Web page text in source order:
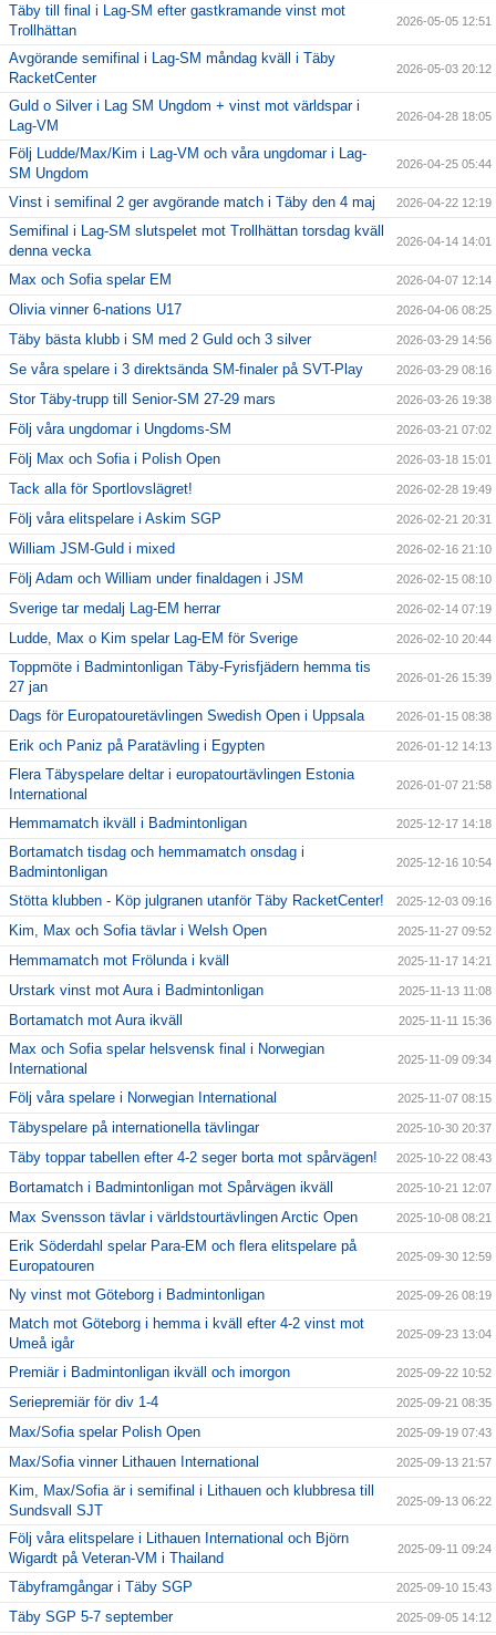
Täby till final i Lag-SM efter gastkramande vinst mot
Trollhättan
2026-05-05 12:51
Avgörande semifinal i Lag-SM måndag kväll i Täby
RacketCenter
2026-05-03 20:12
Guld o Silver i Lag SM Ungdom + vinst mot världspar i
Lag-VM
2026-04-28 18:05
Följ Ludde/Max/Kim i Lag-VM och våra ungdomar i Lag-
SM Ungdom
2026-04-25 05:44
Vinst i semifinal 2 ger avgörande match i Täby den 4 maj 2026-04-22 12:19
Semifinal i Lag-SM slutspelet mot Trollhättan torsdag kväll
denna vecka
2026-04-14 14:01
Max och Sofia spelar EM 2026-04-07 12:14
Olivia vinner 6-nations U17 2026-04-06 08:25
Täby bästa klubb i SM med 2 Guld och 3 silver 2026-03-29 14:56
Se våra spelare i 3 direktsända SM-finaler på SVT-Play 2026-03-29 08:16
Stor Täby-trupp till Senior-SM 27-29 mars 2026-03-26 19:38
Följ våra ungdomar i Ungdoms-SM 2026-03-21 07:02
Följ Max och Sofia i Polish Open 2026-03-18 15:01
Tack alla för Sportlovslägret! 2026-02-28 19:49
Följ våra elitspelare i Askim SGP 2026-02-21 20:31
William JSM-Guld i mixed 2026-02-16 21:10
Följ Adam och William under finaldagen i JSM 2026-02-15 08:10
Sverige tar medalj Lag-EM herrar 2026-02-14 07:19
Ludde, Max o Kim spelar Lag-EM för Sverige 2026-02-10 20:44
Toppmöte i Badmintonligan Täby-Fyrisfjädern hemma tis
27 jan
2026-01-26 15:39
Dags för Europatouretävlingen Swedish Open i Uppsala 2026-01-15 08:38
Erik och Paniz på Paratävling i Egypten 2026-01-12 14:13
Flera Täbyspelare deltar i europatourtävlingen Estonia
International
2026-01-07 21:58
Hemmamatch ikväll i Badmintonligan 2025-12-17 14:18
Bortamatch tisdag och hemmamatch onsdag i
Badmintonligan
2025-12-16 10:54
Stötta klubben - Köp julgranen utanför Täby RacketCenter! 2025-12-03 09:16
Kim, Max och Sofia tävlar i Welsh Open 2025-11-27 09:52
Hemmamatch mot Frölunda i kväll 2025-11-17 14:21
Urstark vinst mot Aura i Badmintonligan 2025-11-13 11:08
Bortamatch mot Aura ikväll 2025-11-11 15:36
Max och Sofia spelar helsvensk final i Norwegian
International
2025-11-09 09:34
Följ våra spelare i Norwegian International 2025-11-07 08:15
Täbyspelare på internationella tävlingar 2025-10-30 20:37
Täby toppar tabellen efter 4-2 seger borta mot spårvägen! 2025-10-22 08:43
Bortamatch i Badmintonligan mot Spårvägen ikväll 2025-10-21 12:07
Max Svensson tävlar i världstourtävlingen Arctic Open 2025-10-08 08:21
Erik Söderdahl spelar Para-EM och flera elitspelare på
Europatouren
2025-09-30 12:59
Ny vinst mot Göteborg i Badmintonligan 2025-09-26 08:19
Match mot Göteborg i hemma i kväll efter 4-2 vinst mot
Umeå igår
2025-09-23 13:04
Premiär i Badmintonligan ikväll och imorgon 2025-09-22 10:52
Seriepremiär för div 1-4 2025-09-21 08:35
Max/Sofia spelar Polish Open 2025-09-19 07:43
Max/Sofia vinner Lithauen International 2025-09-13 21:57
Kim, Max/Sofia är i semifinal i Lithauen och klubbresa till
Sundsvall SJT
2025-09-13 06:22
Följ våra elitspelare i Lithauen International och Björn
Wigardt på Veteran-VM i Thailand
2025-09-11 09:24
Täbyframgångar i Täby SGP 2025-09-10 15:43
Täby SGP 5-7 september 2025-09-05 14:12